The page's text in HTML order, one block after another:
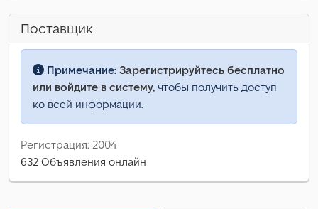
Поставщик
Примечание: Зарегистрируйтесь бесплатно
или войдите в систему, чтобы получить доступ
ко всей информации.
Регистрация: 2004
632 Объявления онлайн